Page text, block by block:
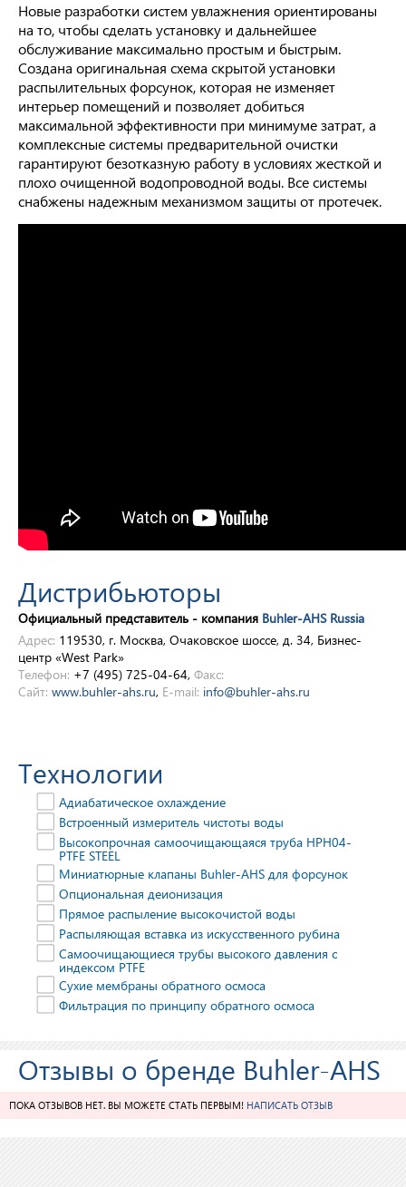
Новые разработки систем увлажнения ориентированы
на то, чтобы сделать установку и дальнейшее
обслуживание максимально простым и быстрым.
Создана оригинальная схема скрытой установки
распылительных форсунок, которая не изменяет
интерьер помещений и позволяет добиться
максимальной эффективности при минимуме затрат, а
комплексные системы предварительной очистки
гарантируют безотказную работу в условиях жесткой и
плохо очищенной водопроводной воды. Все системы
снабжены надежным механизмом защиты от протечек.
Дистрибьюторы
Официальный представитель - компания Buhler-AHS Russia
Адрес: 119530, г. Москва, Очаковское шоссе, д. 34, Бизнес-
центр «West Park»
Телефон: +7 (495) 725-04-64, Факс:
Сайт: www.buhler-ahs.ru, E-mail: info@buhler-ahs.ru
Технологии
Адиабатическое охлаждение
Встроенный измеритель чистоты воды
Высокопрочная самоочищающаяся труба HPH04-
PTFE STEEL
Миниатюрные клапаны Buhler-AHS для форсунок
Опциональная деионизация
Прямое распыление высокочистой воды
Распыляющая вставка из искусственного рубина
Самоочищающиеся трубы высокого давления с
индексом PTFE
Сухие мембраны обратного осмоса
Фильтрация по принципу обратного осмоса
Отзывы о бренде Buhler-AHS
ПОКА ОТЗЫВОВ НЕТ. ВЫ МОЖЕТЕ СТАТЬ ПЕРВЫМ! НАПИСАТЬ ОТЗЫВ